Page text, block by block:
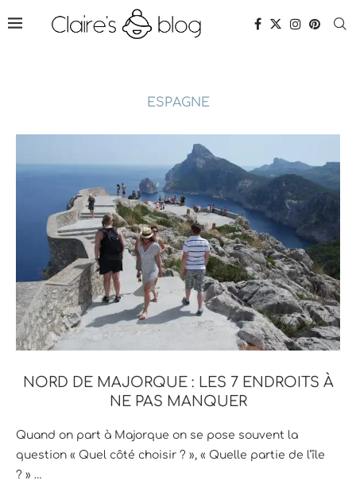
ESPAGNE
NORD DE MAJORQUE : LES 7 ENDROITS À
NE PAS MANQUER
Quand on part à Majorque on se pose souvent la
question « Quel côté choisir ? », « Quelle partie de l’île
? » …